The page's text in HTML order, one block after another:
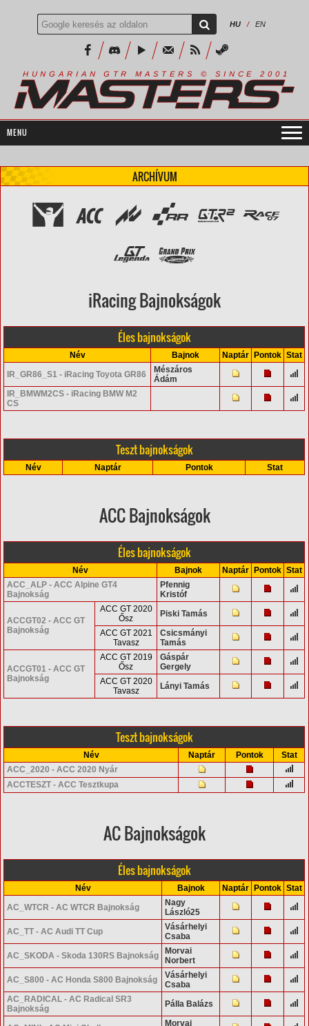
HU / EN
H U N G A R I A N G T R M A S T E R S © S I N C E 2 0 0 1
ARCHÍVUM
iRacing Bajnokságok
Éles bajnokságok
Név Bajnok Naptár Pontok Stat
IR_GR86_S1 - iRacing Toyota GR86
Mészáros
Ádám
IR_BMWM2CS - iRacing BMW M2
CS
Teszt bajnokságok
Név Naptár Pontok Stat
ACC Bajnokságok
Éles bajnokságok
Név Bajnok Naptár Pontok Stat
ACC_ALP - ACC Alpine GT4
Bajnokság
Pfennig
Kristóf
ACCGT02 - ACC GT
Bajnokság
ACC GT 2020
Ősz
Piski Tamás
ACC GT 2021
Tavasz
Csicsmányi
Tamás
ACCGT01 - ACC GT
Bajnokság
ACC GT 2019
Ősz
Gáspár
Gergely
ACC GT 2020
Tavasz
Lányi Tamás
Teszt bajnokságok
Név Naptár Pontok
Stat
ACC_2020 - ACC 2020 Nyár
ACCTESZT - ACC Tesztkupa
AC Bajnokságok
Éles bajnokságok
Név Bajnok Naptár Pontok Stat
AC_WTCR - AC WTCR Bajnokság
Nagy
László25
AC_TT - AC Audi TT Cup
Vásárhelyi
Csaba
AC_SKODA - Skoda 130RS Bajnokság
Morvai
Norbert
AC_S800 - AC Honda S800 Bajnokság
Vásárhelyi
Csaba
AC_RADICAL - AC Radical SR3
Bajnokság
Pálla Balázs
Morvai